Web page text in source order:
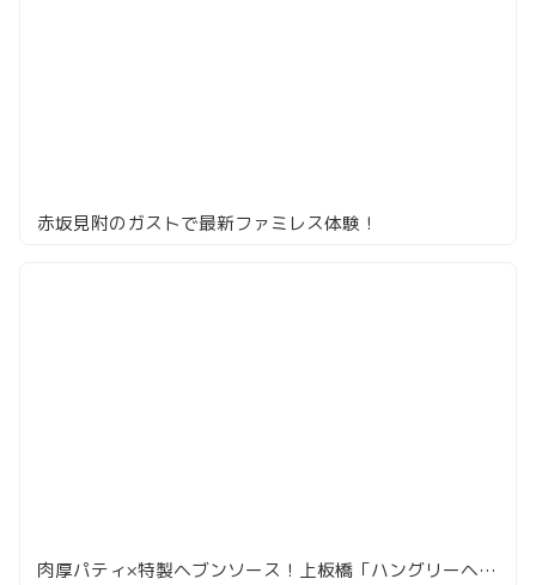
赤坂見附のガストで最新ファミレス体験！
肉厚パティ×特製ヘブンソース！上板橋「ハングリーヘブン」で贅沢バーガー